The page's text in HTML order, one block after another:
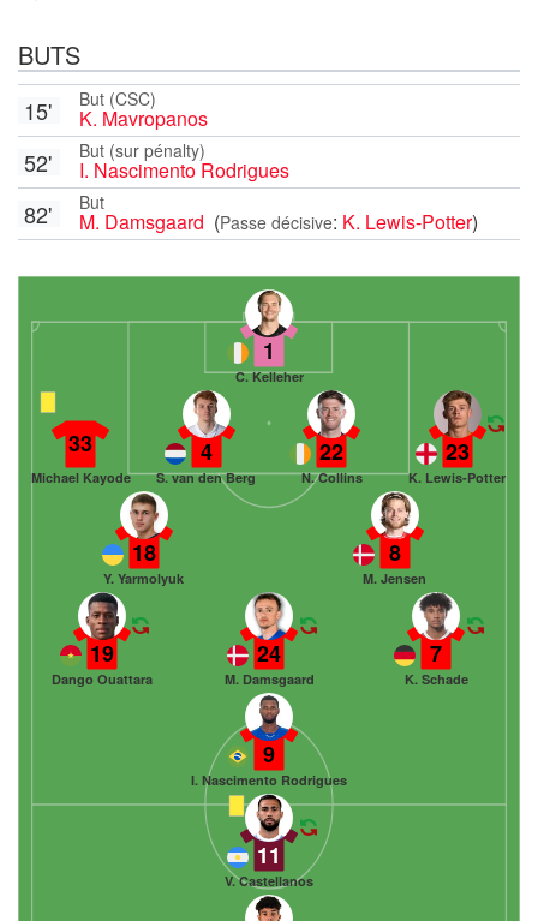
BUTS
But (CSC)
K. Mavropanos
15'
But (sur pénalty)
I. Nascimento Rodrigues
52'
But
M. Damsgaard (Passe décisive: K. Lewis-Potter)
82'
1
C. Kelleher
23
K. Lewis-Potter
22
N. Collins
4
S. van den Berg
33
Michael Kayode
8
M. Jensen
18
Y. Yarmolyuk
7
K. Schade
24
M. Damsgaard
19
Dango Ouattara
9
I. Nascimento Rodrigues
11
V. Castellanos